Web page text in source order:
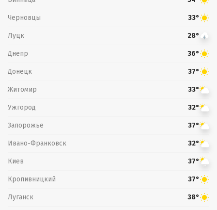
Черновцы 33°
Луцк 28°
Днепр 36°
Донецк 37°
Житомир 33°
Ужгород 32°
Запорожье 37°
Ивано-Франковск 32°
Киев 37°
Кропивницкий 37°
Луганск 38°